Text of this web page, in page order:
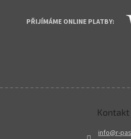
PŘIJÍMÁME ONLINE PLATBY:
Kontakt
info@r-